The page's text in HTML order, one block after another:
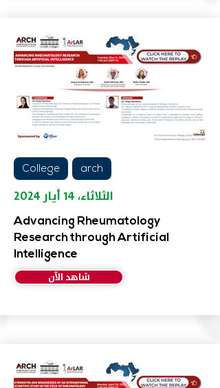
College arch
الثلاثاء، ١٤ أيار ٢٠٢٤
Advancing Rheumatology
Research through Artificial
Intelligence
شاهد الآن